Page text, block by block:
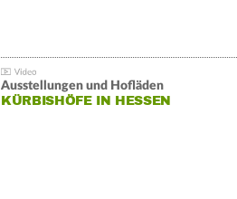
Ausstellungen und Hofläden
KÜRBISHÖFE IN HESSEN